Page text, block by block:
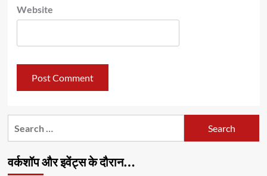
Website
वर्कशॉप और इवेंट्स के दौरान…